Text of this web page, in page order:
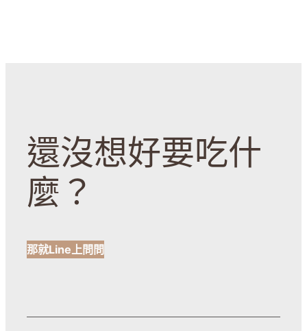
還沒想好要吃什
麼？
那就Line上問問